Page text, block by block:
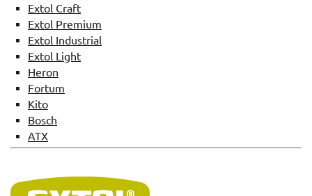
Extol Craft
Extol Premium
Extol Industrial
Extol Light
Heron
Fortum
Kito
Bosch
ATX